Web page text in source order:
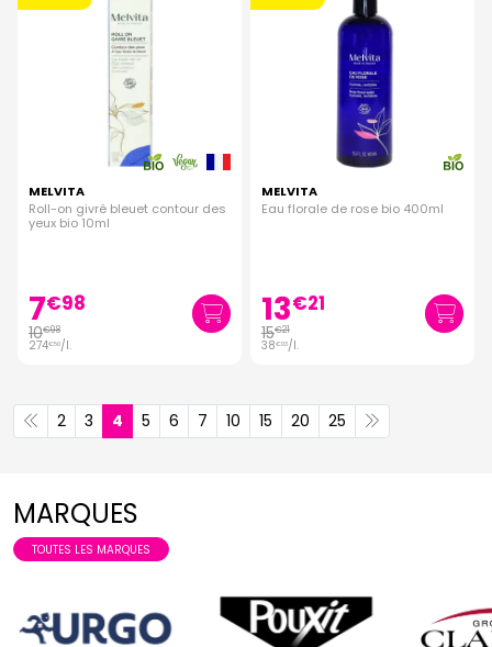
MELVITA
Roll-on givré bleuet contour des
yeux bio 10ml
7€98
10€98
274€50/l.
MELVITA
Eau florale de rose bio 400ml
13€21
15€21
38€03/l.
2 3 4 5 6 7 10 15 20 25
MARQUES
TOUTES LES MARQUES